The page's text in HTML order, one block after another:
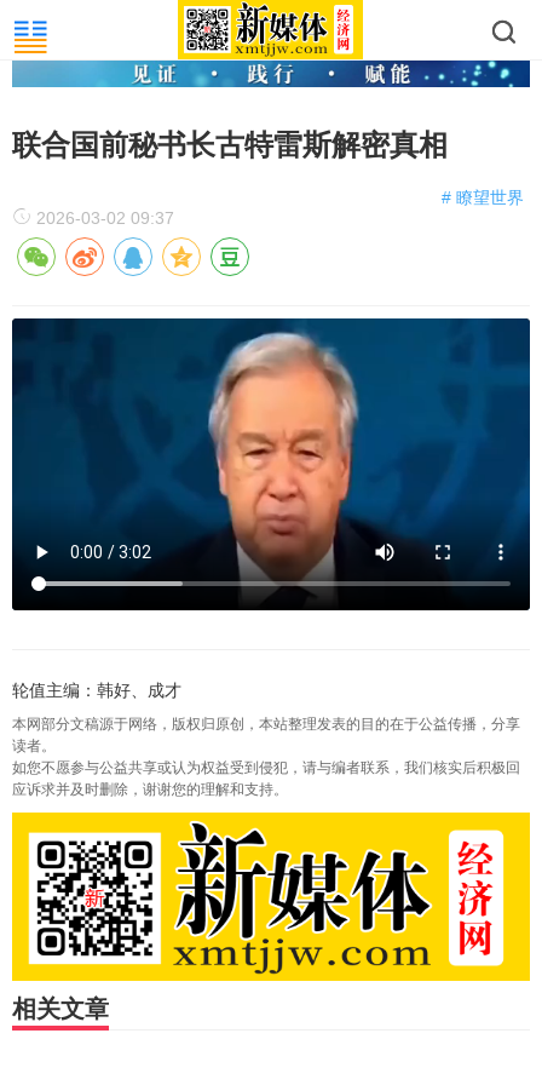
联合国前秘书长古特雷斯解密真相
# 瞭望世界
2026-03-02 09:37
轮值主编：韩好、成才
本网部分文稿源于网络，版权归原创，本站整理发表的目的在于公益传播，分享
读者。
如您不愿参与公益共享或认为权益受到侵犯，请与编者联系，我们核实后积极回
应诉求并及时删除，谢谢您的理解和支持。
相关文章